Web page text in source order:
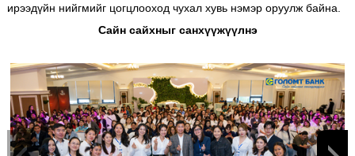
ирээдүйн нийгмийг цогцлооход чухал хувь нэмэр оруулж байна.
Сайн сайхныг санхүүжүүлнэ